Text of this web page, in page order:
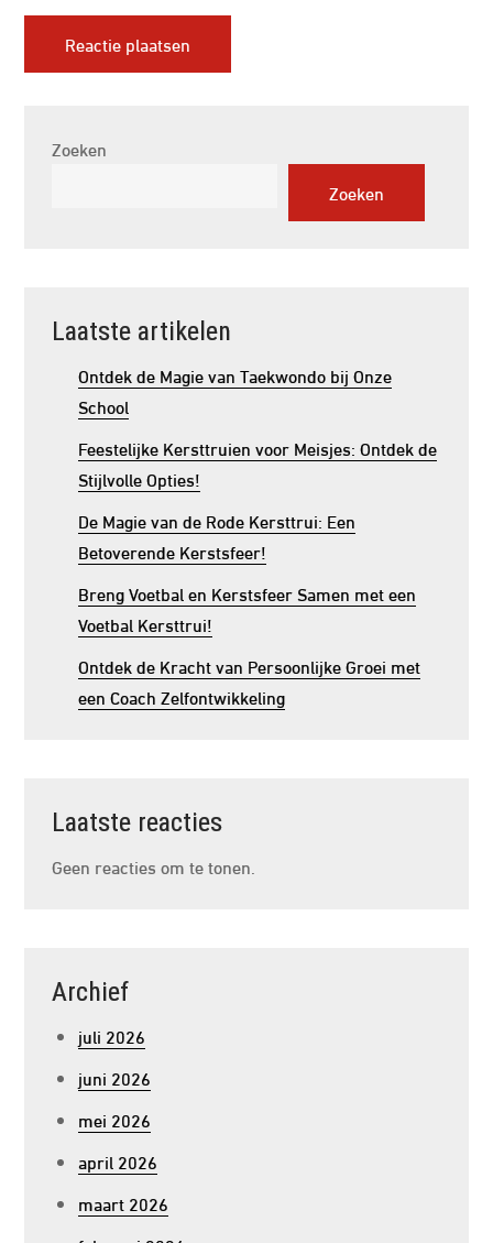
Zoeken
Zoeken
Laatste artikelen
Ontdek de Magie van Taekwondo bij Onze
School
Feestelijke Kersttruien voor Meisjes: Ontdek de
Stijlvolle Opties!
De Magie van de Rode Kersttrui: Een
Betoverende Kerstsfeer!
Breng Voetbal en Kerstsfeer Samen met een
Voetbal Kersttrui!
Ontdek de Kracht van Persoonlijke Groei met
een Coach Zelfontwikkeling
Laatste reacties
Geen reacties om te tonen.
Archief
juli 2026
juni 2026
mei 2026
april 2026
maart 2026